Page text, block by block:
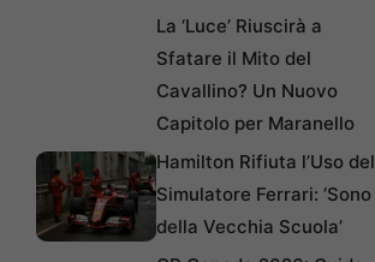
La ‘Luce’ Riuscirà a
Sfatare il Mito del
Cavallino? Un Nuovo
Capitolo per Maranello
Hamilton Rifiuta l’Uso del
Simulatore Ferrari: ‘Sono
della Vecchia Scuola’